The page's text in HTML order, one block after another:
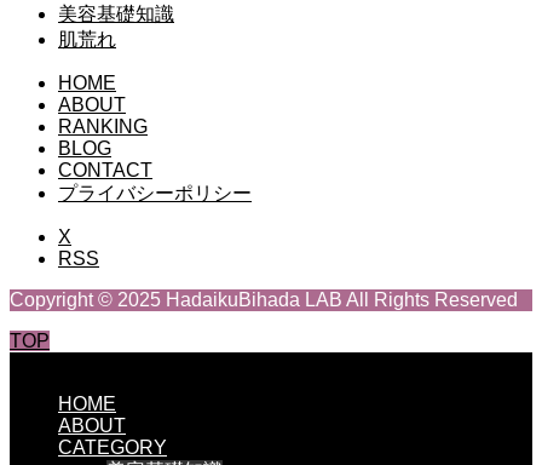
美容基礎知識
肌荒れ
HOME
ABOUT
RANKING
BLOG
CONTACT
プライバシーポリシー
X
RSS
Copyright © 2025 HadaikuBihada LAB All Rights Reserved
TOP
HOME
ABOUT
CATEGORY